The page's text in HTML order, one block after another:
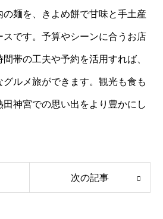
の麺を、きよめ餅で甘味と手土産
スです。予算やシーンに合うお店
帯の工夫や予約を活用すれば、
ルメ旅ができます。観光も食も
神宮での思い出をより豊かにし
次の記事